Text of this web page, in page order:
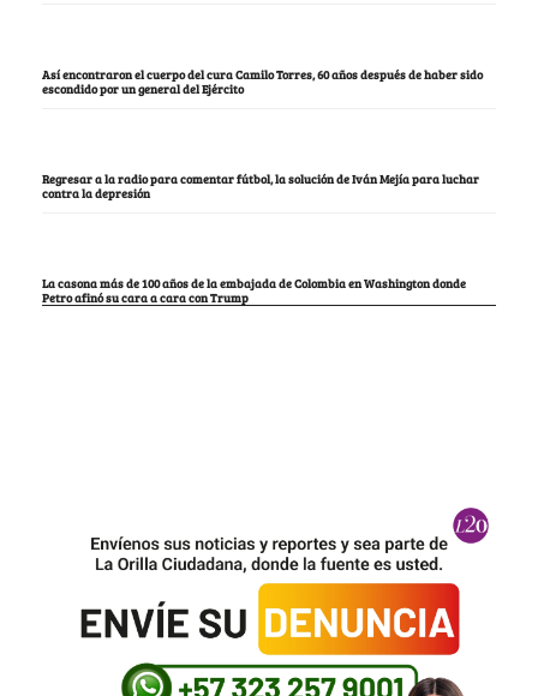
Así encontraron el cuerpo del cura Camilo Torres, 60 años después de haber sido
escondido por un general del Ejército
Regresar a la radio para comentar fútbol, la solución de Iván Mejía para luchar
contra la depresión
La casona más de 100 años de la embajada de Colombia en Washington donde
Petro afinó su cara a cara con Trump